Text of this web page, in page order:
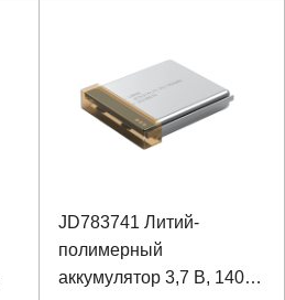
JD783741 Литий-
полимерный
аккумулятор 3,7 В, 140